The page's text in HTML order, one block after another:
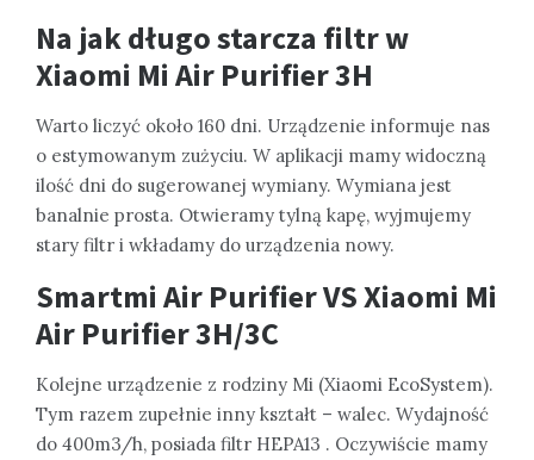
Na jak długo starcza filtr w
Xiaomi Mi Air Purifier 3H
Warto liczyć około 160 dni. Urządzenie informuje nas
o estymowanym zużyciu. W aplikacji mamy widoczną
ilość dni do sugerowanej wymiany. Wymiana jest
banalnie prosta. Otwieramy tylną kapę, wyjmujemy
stary filtr i wkładamy do urządzenia nowy.
Smartmi Air Purifier VS Xiaomi Mi
Air Purifier 3H/3C
Kolejne urządzenie z rodziny Mi (Xiaomi EcoSystem).
Tym razem zupełnie inny kształt – walec. Wydajność
do 400m3/h, posiada filtr HEPA13 . Oczywiście mamy